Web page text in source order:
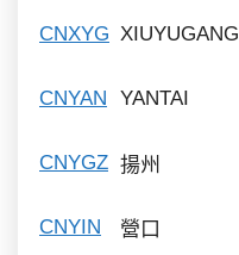
CNXYG XIUYUGANG
CNYAN YANTAI
CNYGZ 揚州
CNYIN 營口